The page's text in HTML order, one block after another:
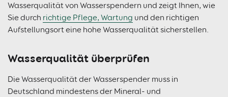
Wasserqualität von Wasserspendern und zeigt Ihnen, wie
Sie durch richtige Pflege, Wartung und den richtigen
Aufstellungsort eine hohe Wasserqualität sicherstellen.
Wasserqualität überprüfen
Die Wasserqualität der Wasserspender muss in
Deutschland mindestens der Mineral- und